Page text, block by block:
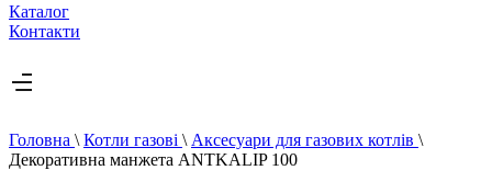
Каталог
Контакти
Головна \ Котли газові \ Аксесуари для газових котлів \
Декоративна манжета ANTKALIP 100